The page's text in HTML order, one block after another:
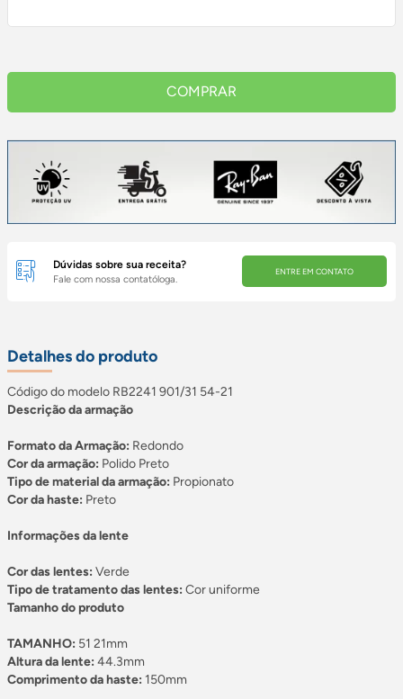
COMPRAR
Dúvidas sobre sua receita?
Fale com nossa contatóloga.
ENTRE EM CONTATO
Detalhes do produto
Código do modelo RB2241 901/31 54-21
Descrição da armação
Formato da Armação: Redondo
Cor da armação: Polido Preto
Tipo de material da armação: Propionato
Cor da haste: Preto
Informações da lente
Cor das lentes: Verde
Tipo de tratamento das lentes: Cor uniforme
Tamanho do produto
TAMANHO: 51 21mm
Altura da lente: 44.3mm
Comprimento da haste: 150mm